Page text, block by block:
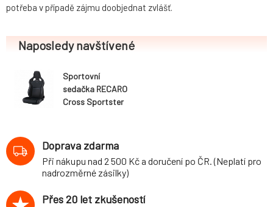
potřeba v případě zájmu doobjednat zvlášť.
Naposledy navštívené
Sportovní
sedačka RECARO
Cross Sportster
koženka / černá
Dynamica
Doprava zdarma
Při nákupu nad 2 500 Kč a doručení po ČR. (Neplatí pro
nadrozměrné zásilky)
Přes 20 let zkušeností